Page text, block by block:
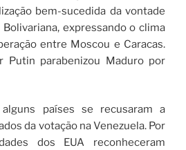
bem-sucedida da vontade
expressando o clima
entre Moscou e Caracas.
Putin parabenizou Maduro por
países se recusaram a
da votação na Venezuela. Por
dos EUA reconheceram